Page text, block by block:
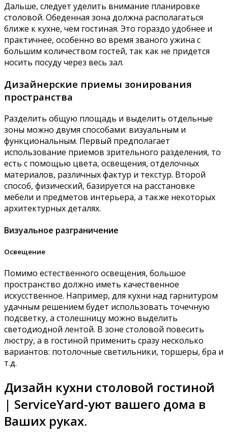
Дальше, следует уделить внимание планировке
столовой. Обеденная зона должна располагаться
ближе к кухне, чем гостиная. Это гораздо удобнее и
практичнее, особенно во время званого ужина с
большим количеством гостей, так как не придется
носить посуду через весь зал.
Дизайнерские приемы зонирования
пространства
Разделить общую площадь и выделить отдельные
зоны можно двумя способами: визуальным и
функциональным. Первый предполагает
использование приемов зрительного разделения, то
есть с помощью цвета, освещения, отделочных
материалов, различных фактур и текстур. Второй
способ, физический, базируется на расстановке
мебели и предметов интерьера, а также некоторых
архитектурных деталях.
Визуальное разграничение
Освещение
Помимо естественного освещения, большое
пространство должно иметь качественное
искусственное. Например, для кухни над гарнитуром
удачным решением будет использовать точечную
подсветку, а столешницу можно выделить
светодиодной лентой. В зоне столовой повесить
люстру, а в гостиной применить сразу несколько
вариантов: потолочные светильники, торшеры, бра и
т.д.
Дизайн кухни столовой гостиной
| ServiceYard-уют вашего дома в
Ваших руках.